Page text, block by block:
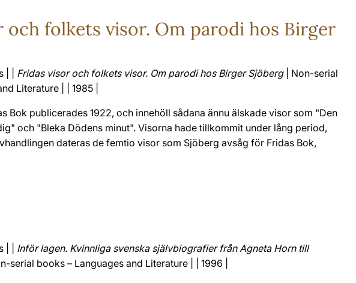
och folkets visor. Om parodi hos Birger
| | Fridas visor och folkets visor. Om parodi hos Birger Sjöberg| Non-serial
Literature | | 1985 |
Bok publicerades 1922, och innehöll sådana ännu älskade visor som "Den
och "Bleka Dödens minut". Visorna hade tillkommit under lång period,
dateras de femtio visor som Sjöberg avsåg för Fridas Bok,
| | Inför lagen. Kvinnliga svenska självbiografier från Agneta Horn till
serial books – Languages and Literature | | 1996 |